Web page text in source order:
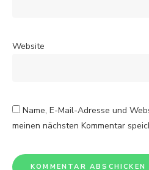
Website
Name, E-Mail-Adresse und
meinen nächsten Kommentar